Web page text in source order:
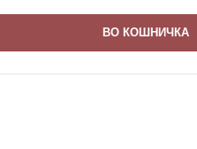
ВО КОШНИЧКА